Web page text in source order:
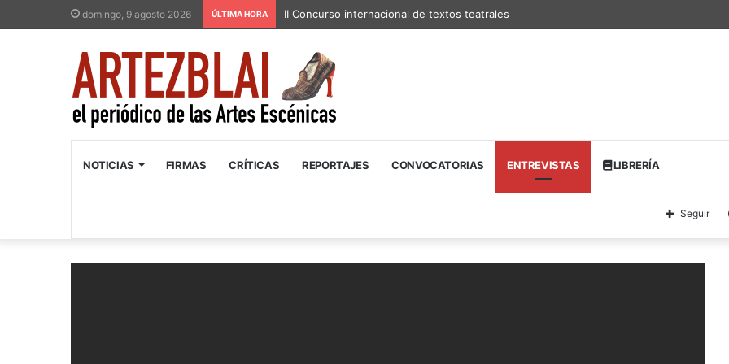
domingo, 9 agosto 2026 ÚLTIMA HORA II Concurso internacional de textos teatrales
NOTICIAS FIRMAS CRÍTICAS REPORTAJES CONVOCATORIAS ENTREVISTAS LIBRERÍA
Seguir